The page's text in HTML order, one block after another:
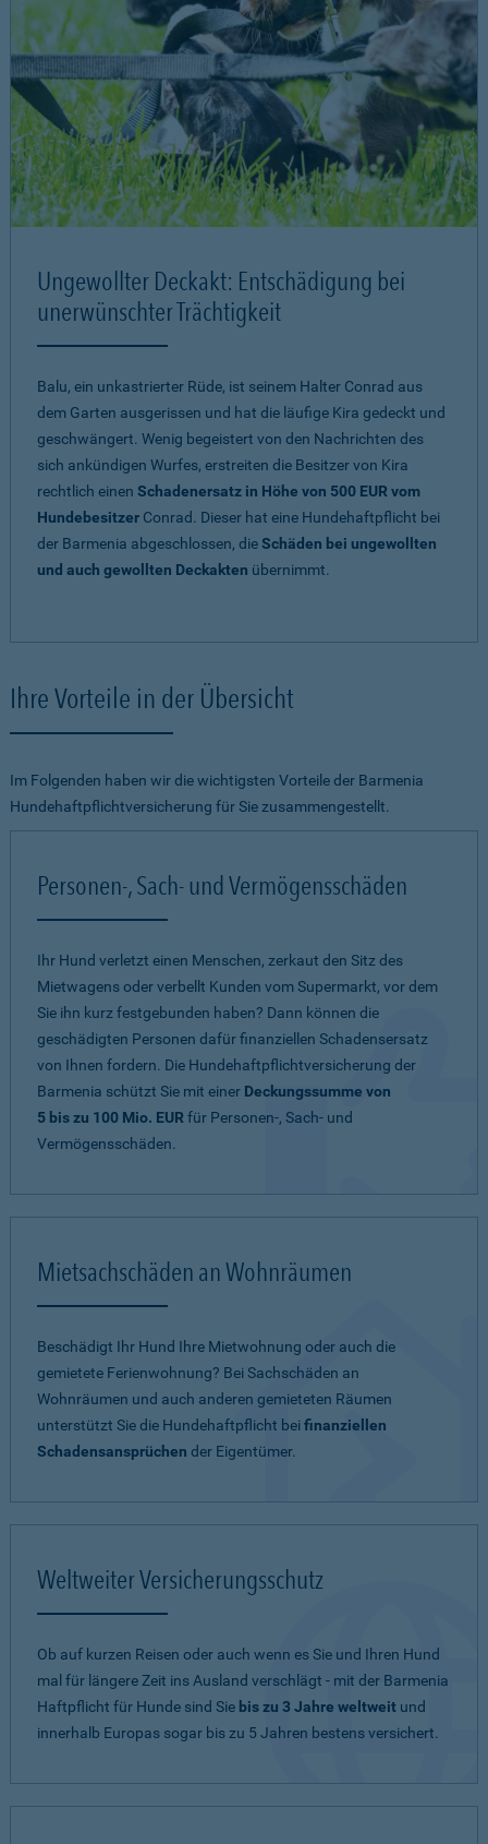
Ungewollter Deckakt: Entschädigung bei
unerwünschter Trächtigkeit
Balu, ein unkastrierter Rüde, ist seinem Halter Conrad aus
dem Garten ausgerissen und hat die läufige Kira gedeckt und
geschwängert. Wenig begeistert von den Nachrichten des
sich ankündigen Wurfes, erstreiten die Besitzer von Kira
rechtlich einen Schadenersatz in Höhe von 500 EUR vom
Hundebesitzer Conrad. Dieser hat eine Hundehaftpflicht bei
der Barmenia abgeschlossen, dieSchäden bei ungewollten
und auch gewollten Deckakten übernimmt.
Ihre Vorteile in der Übersicht
Im Folgenden haben wir die wichtigsten Vorteile der Barmenia
Hundehaftpflichtversicherung für Sie zusammengestellt.
Personen-, Sach- und Vermögensschäden
Ihr Hund verletzt einen Menschen, zerkaut den Sitz des
Mietwagens oder verbellt Kunden vom Supermarkt, vor dem
Sie ihn kurz festgebunden haben? Dann können die
geschädigten Personen dafür finanziellen Schadensersatz
von Ihnen fordern. Die Hundehaftpflichtversicherung der
Barmenia schützt Sie mit einer Deckungssumme von
5 bis zu 100 Mio. EURfür Personen-, Sach- und
Vermögensschäden.
Mietsachschäden an Wohnräumen
Beschädigt Ihr Hund Ihre Mietwohnung oder auch die
gemietete Ferienwohnung? Bei Sachschäden an
Wohnräumen und auch anderen gemieteten Räumen
unterstützt Sie die Hundehaftpflicht beifinanziellen
Schadensansprüchen der Eigentümer.
Weltweiter Versicherungsschutz
Ob auf kurzen Reisen oder auch wenn es Sie und Ihren Hund
mal für längere Zeit ins Ausland verschlägt - mit der Barmenia
Haftpflicht für Hunde sind Sie bis zu 3 Jahre weltweit und
innerhalb Europas sogar bis zu 5 Jahren bestens versichert.